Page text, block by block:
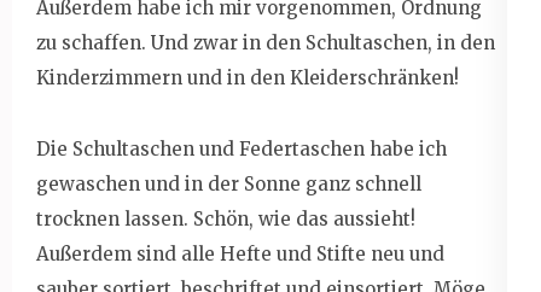
Außerdem habe ich mir vorgenommen, Ordnung
zu schaffen. Und zwar in den Schultaschen, in den
Kinderzimmern und in den Kleiderschränken!
Die Schultaschen und Federtaschen habe ich
gewaschen und in der Sonne ganz schnell
trocknen lassen. Schön, wie das aussieht!
Außerdem sind alle Hefte und Stifte neu und